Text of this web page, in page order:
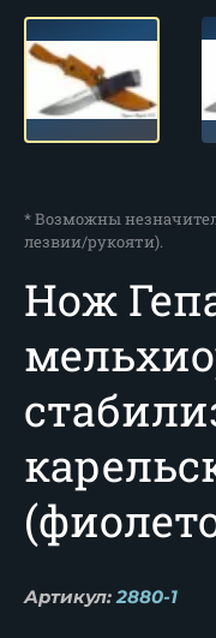
* Возможны
лезвии/рукояти).
Нож
Артикул: 2880-1